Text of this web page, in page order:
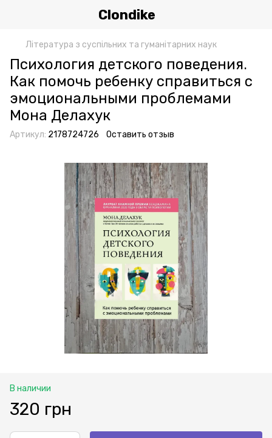
Clondike
Література з суспільних та гуманітарних наук
Психология детского поведения.
Как помочь ребенку справиться с
эмоциональными проблемами
Мона Делахук
Артикул: 2178724726 Оставить отзыв
В наличии
320 грн